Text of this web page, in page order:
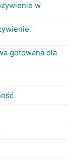
w
gotowana dla